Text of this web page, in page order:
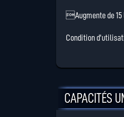
Augmente de 15
Condition
CAPACITÉS